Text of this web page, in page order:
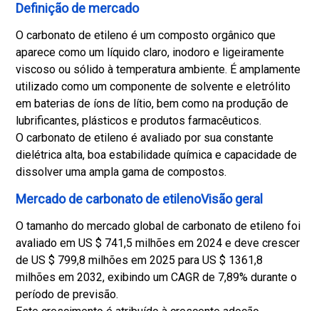
Definição de mercado
O carbonato de etileno é um composto orgânico que
aparece como um líquido claro, inodoro e ligeiramente
viscoso ou sólido à temperatura ambiente. É amplamente
utilizado como um componente de solvente e eletrólito
em baterias de íons de lítio, bem como na produção de
lubrificantes, plásticos e produtos farmacêuticos.
O carbonato de etileno é avaliado por sua constante
dielétrica alta, boa estabilidade química e capacidade de
dissolver uma ampla gama de compostos.
Mercado de carbonato de etilenoVisão geral
O tamanho do mercado global de carbonato de etileno foi
avaliado em US $ 741,5 milhões em 2024 e deve crescer
de US $ 799,8 milhões em 2025 para US $ 1361,8
milhões em 2032, exibindo um CAGR de 7,89% durante o
período de previsão.